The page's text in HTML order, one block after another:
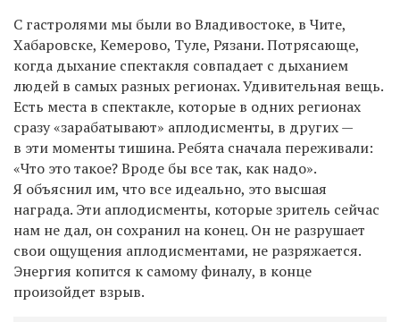
С гастролями мы были во Владивостоке, в Чите,
Хабаровске, Кемерово, Туле, Рязани. Потрясающе,
когда дыхание спектакля совпадает с дыханием
людей в самых разных регионах. Удивительная вещь.
Есть места в спектакле, которые в одних регионах
сразу «зарабатывают» аплодисменты, в других —
в эти моменты тишина. Ребята сначала переживали:
«Что это такое? Вроде бы все так, как надо».
Я объяснил им, что все идеально, это высшая
награда. Эти аплодисменты, которые зритель сейчас
нам не дал, он сохранил на конец. Он не разрушает
свои ощущения аплодисментами, не разряжается.
Энергия копится к самому финалу, в конце
произойдет взрыв.